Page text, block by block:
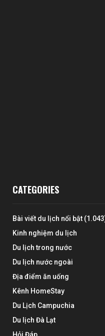
CATEGORIES
Bài viết du lịch nổi bật
Kinh nghiệm du lịch
Du lịch trong nước
Du lịch nước ngoài
Địa điểm ăn uống
Kênh HomeStay
Du Lịch Campuchia
Du lịch Đà Lạt
Hỏi Đáp